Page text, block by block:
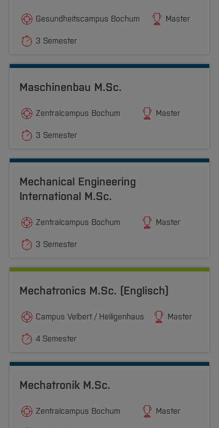
Gesundheitscampus Bochum Master
3 Semester
Maschinenbau M.Sc.
Zentralcampus Bochum Master
3 Semester
Mechanical Engineering
International M.Sc.
Zentralcampus Bochum Master
3 Semester
Mechatronics M.Sc. (Englisch)
Campus Velbert / Heiligenhaus Master
4 Semester
Mechatronik M.Sc.
Zentralcampus Bochum Master